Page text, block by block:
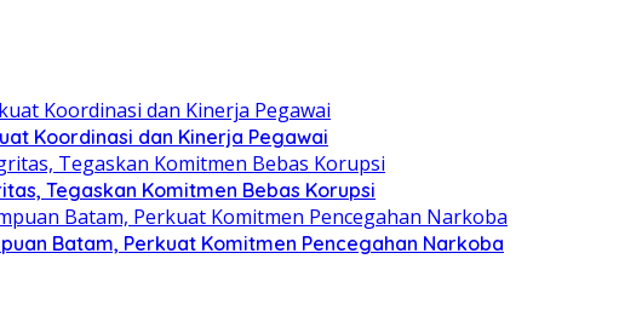
Koordinasi dan Kinerja Pegawai
Tegaskan Komitmen Bebas Korupsi
Batam, Perkuat Komitmen Pencegahan Narkoba